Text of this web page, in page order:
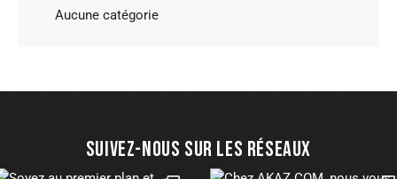
Aucune catégorie
SUIVEZ-NOUS SUR LES RÉSEAUX